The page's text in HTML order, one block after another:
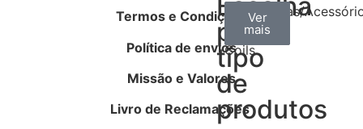
Escolha
por
tipo
de
produtos
Arame
Coils
Ver
mais
Algodão
Ver
mais
Ferramentas/
Ver
mais
Termos e Condições
Política de envios
Missão e Valores
Livro de Reclamações